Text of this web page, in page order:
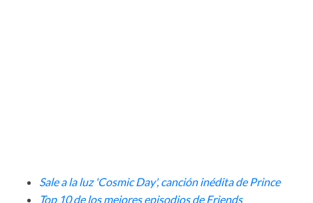
Sale a la luz 'Cosmic Day', canción inédita de Prince
Top 10 de los mejores episodios de Friends